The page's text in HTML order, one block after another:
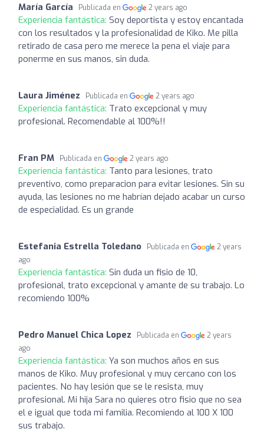
María García Publicada en 2 years ago
Experiencia fantástica: Soy deportista y estoy encantada
con los resultados y la profesionalidad de Kiko. Me pilla
retirado de casa pero me merece la pena el viaje para
ponerme en sus manos, sin duda.
Laura Jiménez Publicada en 2 years ago
Experiencia fantástica: Trato excepcional y muy
profesional. Recomendable al 100%!!
Fran PM Publicada en 2 years ago
Experiencia fantástica: Tanto para lesiones, trato
preventivo, como preparacion para evitar lesiones. Sin su
ayuda, las lesiones no me habrían dejado acabar un curso
de especialidad. Es un grande
Estefania Estrella Toledano Publicada en
2 years
ago
Experiencia fantástica: Sin duda un fisio de 10,
profesional, trato excepcional y amante de su trabajo. Lo
recomiendo 100%
Pedro Manuel Chica Lopez Publicada en
2 years
ago
Experiencia fantástica: Ya son muchos años en sus
manos de Kiko. Muy profesional y muy cercano con los
pacientes. No hay lesión que se le resista, muy
profesional. Mi hija Sara no quieres otro fisio que no sea
el e igual que toda mi familia. Recomiendo al 100 X 100
sus trabajo.